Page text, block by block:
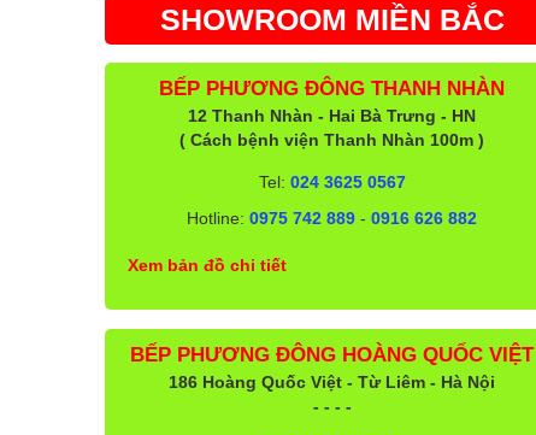
SHOWROOM MIỀN BẮC
BẾP PHƯƠNG ĐÔNG THANH NHÀN
12 Thanh Nhàn - Hai Bà Trưng - HN
( Cách bệnh viện Thanh Nhàn 100m )
Tel: 024 3625 0567
Hotline:0975 742 889 -0916 626 882
Xem bản đồ chi tiết
BẾP PHƯƠNG ĐÔNG HOÀNG QUỐC VIỆT
186 Hoàng Quốc Việt - Từ Liêm - Hà Nội
- - - -